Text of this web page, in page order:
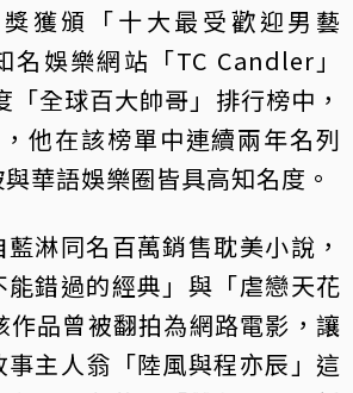
獲頒「十大最受歡迎男藝
名娛樂網站「TC Candler」
全球百大帥哥」排行榜中，
他在該榜單中連續兩年名列
華語娛樂圈皆具高知名度。
藍淋同名百萬銷售耽美小說，
錯過的經典」與「虐戀天花
作品曾被翻拍為網路電影，讓
主人翁「陸風與程亦辰」這